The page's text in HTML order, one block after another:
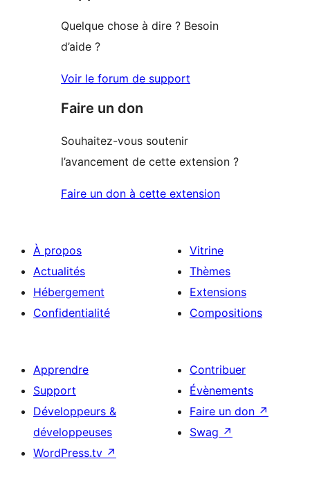
Quelque chose à dire ? Besoin
d’aide ?
Voir le forum de support
Faire un don
Souhaitez-vous soutenir
l’avancement de cette extension ?
Faire un don à cette extension
À propos
Actualités
Hébergement
Confidentialité
Vitrine
Thèmes
Extensions
Compositions
Apprendre
Support
Développeurs &
développeuses
WordPress.tv ↗
Contribuer
Évènements
Faire un don ↗
Swag ↗